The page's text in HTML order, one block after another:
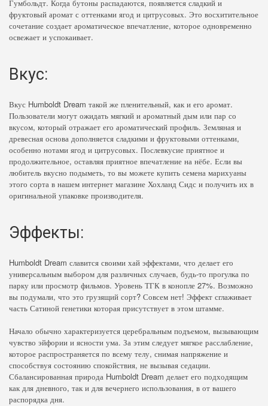
Гумбольдт. Когда бутоны распадаются, появляется сладкий и
фруктовый аромат с оттенками ягод и цитрусовых. Это восхитительное
сочетание создает ароматическое впечатление, которое одновременно
освежает и успокаивает.
Вкус:
Вкус Humboldt Dream такой же пленительный, как и его аромат.
Пользователи могут ожидать мягкий и ароматный дым или пар со
вкусом, который отражает его ароматический профиль. Земляная и
древесная основа дополняется сладкими и фруктовыми оттенками,
особенно нотами ягод и цитрусовых. Послевкусие приятное и
продолжительное, оставляя приятное впечатление на нёбе. Если вы
любитель вкусно подыметь, то вы можете купить семена марихуаны
этого сорта в нашем интернет магазине Хохланд Сидс и получить их в
оригинальной упаковке производителя.
Эффекты:
Humboldt Dream славится своими хай эффектами, что делает его
универсальным выбором для различных случаев, будь-то прогулка по
парку или просмотр фильмов. Уровень ТГК в конопле 27%. Возможно
вы подумали, что это грузящий сорт? Совсем нет! Эффект сглаживает
часть Сатиной генетики которая присутствует в этом штамме.
Начало обычно характеризуется церебральным подъемом, вызывающим
чувство эйфории и ясности ума. За этим следует мягкое расслабление,
которое распространяется по всему телу, снимая напряжение и
способствуя состоянию спокойствия, не вызывая седации.
Сбалансированная природа Humboldt Dream делает его подходящим
как для дневного, так и для вечернего использования, в от вашего
распорядка дня.